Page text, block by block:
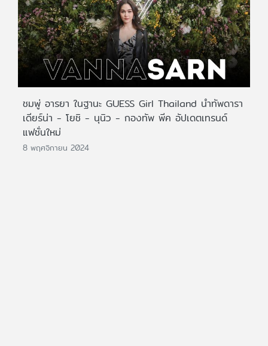
ชมพู่ อารยา ในฐานะ GUESS Girl Thailand นำทัพดารา
เดียร์น่า - โยชิ - นุนิว - กองทัพ พีค อัปเดตเทรนด์
แฟชั่นใหม่
8 พฤศจิกายน 2024